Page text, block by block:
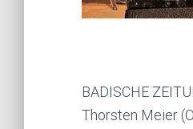
BADISCHE
Thorsten Meier